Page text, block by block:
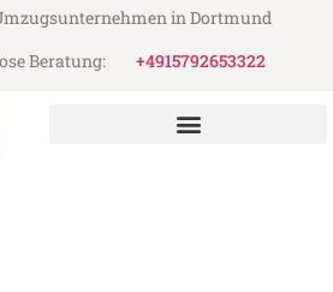
in Dortmund
Beratung:
+4915792653322